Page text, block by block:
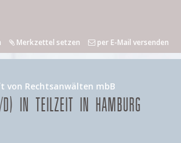
Merkzettel setzen per E-Mail versenden
von Rechtsanwälten mbB
IN TEILZEIT IN HAMBURG